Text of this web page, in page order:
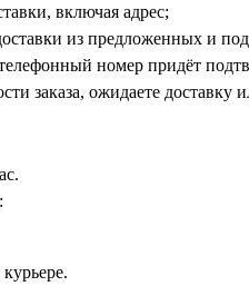
включая адрес;
из предложенных и
номер придёт
заказа, ожидаете доставку